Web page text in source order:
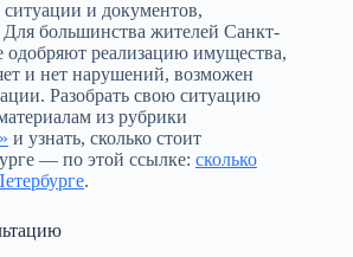
и документов,
Для большинства жителей Санкт-
одобряют реализацию имущества,
и нет нарушений, возможен
Разобрать свою ситуацию
из рубрики
и узнать, сколько стоит
— по этой ссылке: сколько
.